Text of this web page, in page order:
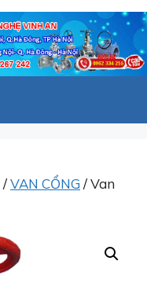
/VAN CỔNG / Van